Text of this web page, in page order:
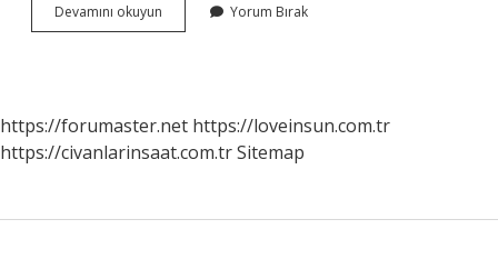
Devamını okuyun Poliçem
Neleri
Yorum Bırak
https://forumaster.net https://loveinsun.com.tr
https://civanlarinsaat.com.trSitemap